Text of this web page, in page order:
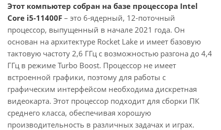
Этот компьютер собран на базе процессора Intel
Core i5-11400F – это 6-ядерный, 12-поточный
процессор, выпущенный в начале 2021 года. Он
основан на архитектуре Rocket Lake и имеет базовую
тактовую частоту 2,6 ГГц с возможностью разгона до 4,4
ГГц в режиме Turbo Boost. Процессор не имеет
встроенной графики, поэтому для работы с
графическим интерфейсом необходима дискретная
видеокарта. Этот процессор подходит для сборки ПК
среднего класса, обеспечивая хорошую
производительность в различных задачах и играх.